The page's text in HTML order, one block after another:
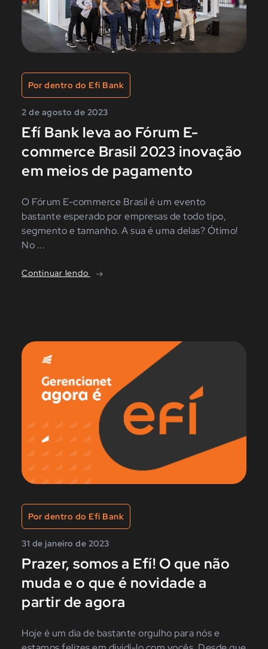
Por dentro do Efí Bank
2 de agosto de 2023
Efí Bank leva ao Fórum E-
commerce Brasil 2023 inovação
em meios de pagamento
O Fórum E-commerce Brasil é um evento
bastante esperado por empresas de todo tipo,
segmento e tamanho. A sua é uma delas? Ótimo!
No ...
Continuar lendo
Por dentro do Efí Bank
31 de janeiro de 2023
Prazer, somos a Efí! O que não
muda e o que é novidade a
partir de agora
Hoje é um dia de bastante orgulho para nós e